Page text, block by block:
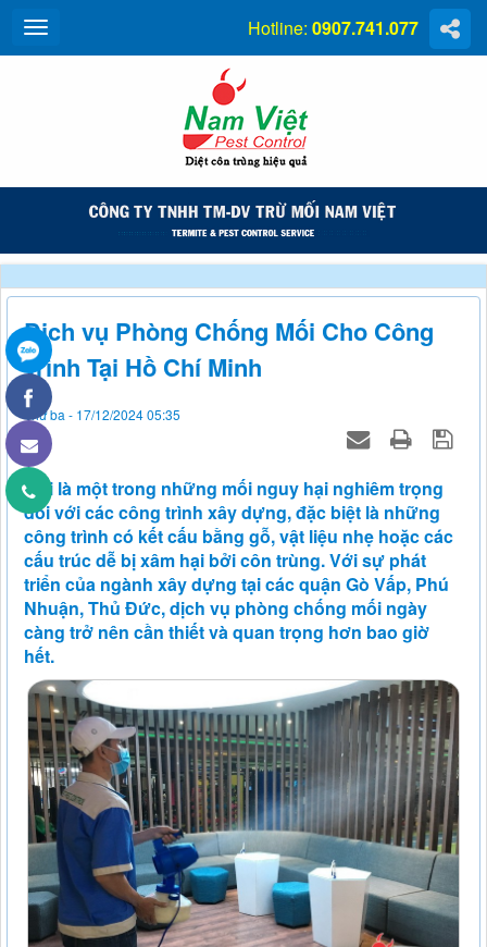
Hotline: 0907.741.077
Dịch vụ Phòng Chống Mối Cho Công
Trình Tại Hồ Chí Minh
Thứ ba - 17/12/2024 05:35
Mối là một trong những mối nguy hại nghiêm trọng
đối với các công trình xây dựng, đặc biệt là những
công trình có kết cấu bằng gỗ, vật liệu nhẹ hoặc các
cấu trúc dễ bị xâm hại bởi côn trùng. Với sự phát
triển của ngành xây dựng tại các quận Gò Vấp, Phú
Nhuận, Thủ Đức, dịch vụ phòng chống mối ngày
càng trở nên cần thiết và quan trọng hơn bao giờ
hết.